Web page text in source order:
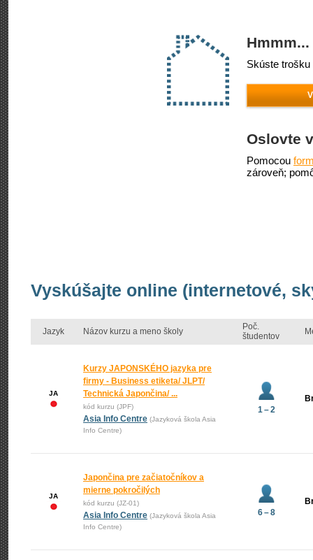
Skúste
Oslovte
Pomocou
zároveň;
Vyskúšajte online (internetové,
Jazyk Názov kurzu a meno školy
Poč.
študentov
JA
Kurzy JAPONSKÉHO jazyka pre
firmy - Business etiketa/ JLPT/
Technická Japončina/ ...
kód kurzu (JPF)
Asia Info Centre (Jazyková škola Asia
Info Centre)
1 – 2
JA
Japončina pre začiatočníkov a
mierne pokročilých
kód kurzu (JZ-01)
Asia Info Centre (Jazyková škola Asia
Info Centre)
6 – 8